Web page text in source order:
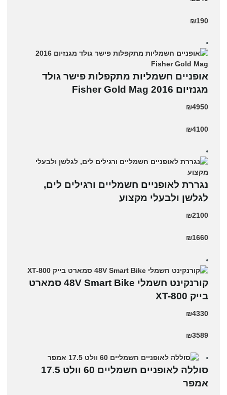
₪190
אופניים חשמליות מתקפלות פישר גולד
מגנזיום 2016 Fisher Gold Mag
₪4950
₪4100
נגררת לאופניים חשמליים ורגילים לים,
לגלשן ולבעלי מקצוע
₪2100
₪1660
קורנקינט חשמלי 48V Smart Bike סמארט
בייק XT-800
₪4330
₪3589
סוללה לאופניים חשמליים 60 וולט 17.5
אמפר